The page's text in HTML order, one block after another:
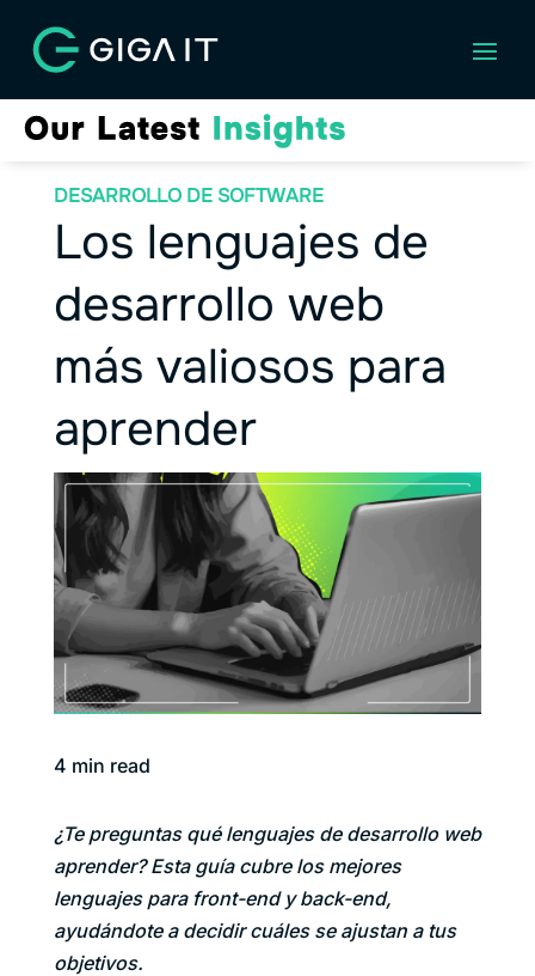
Los lenguajes de
desarrollo web
más valiosos para
aprender
DESARROLLO DE SOFTWARE
4 min read
¿Te preguntas qué lenguajes de desarrollo web
aprender? Esta guía cubre los mejores
lenguajes para front-end y back-end,
ayudándote a decidir cuáles se ajustan a tus
objetivos.